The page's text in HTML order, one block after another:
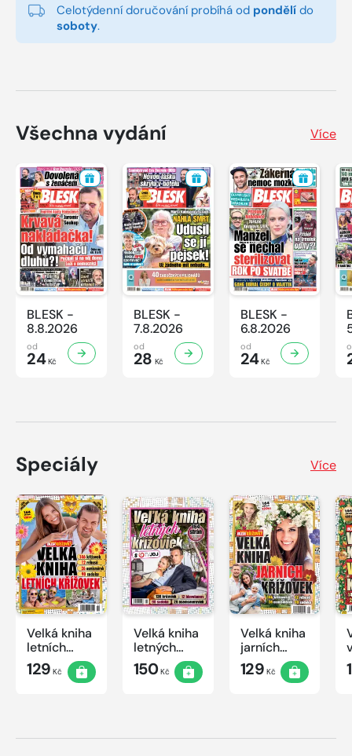
Celotýdenní doručování probíhá od pondělí do
soboty.
Všechna vydání Více
BLESK -
8.8.2026
od
24Kč
BLESK -
7.8.2026
od
28 Kč
BLESK -
6.8.2026
od
24Kč
Speciály Více
Velká kniha
letních
křížovek
2026
129 Kč
Velká kniha
letných
krížoviek s
TV JOJ
150Kč
Velká kniha
jarních
křížovek
2026
129 Kč